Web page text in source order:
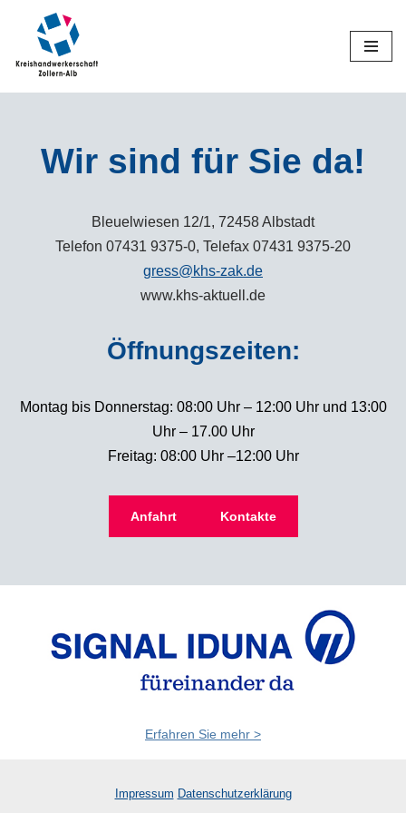
Zum
Inhalt
Wir sind für Sie da!
Bleuelwiesen 12/1, 72458 Albstadt
Telefon 07431 9375-0, Telefax 07431 9375-20
gress@khs-zak.de
www.khs-aktuell.de
Öffnungszeiten:
Montag bis Donnerstag: 08:00 Uhr – 12:00 Uhr und 13:00
Uhr – 17.00 Uhr
Freitag: 08:00 Uhr –12:00 Uhr
Anfahrt Kontakte
Erfahren Sie mehr >
Impressum Datenschutzerklärung